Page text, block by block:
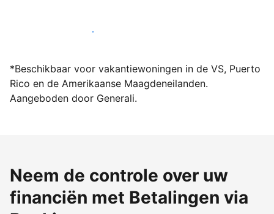
Word vandaag nog host bij ons
*Beschikbaar voor vakantiewoningen in de VS, Puerto
Rico en de Amerikaanse Maagdeneilanden.
Aangeboden door Generali.
Neem de controle over uw
financiën met Betalingen via